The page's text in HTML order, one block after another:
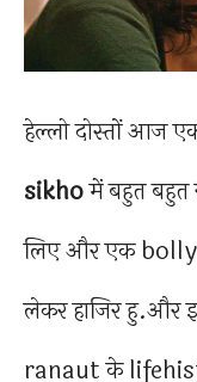
हेल्लो दोस्तों आज
sikhoमें बहुत बहुत
लिए और एक
लेकर हाजिर हु.और
ranaut के